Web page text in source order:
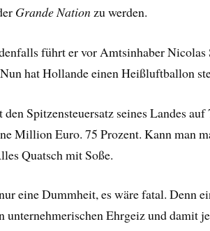
Grande Nationzu werden.
führt er vor Amtsinhaber
hat Hollande einen Heißluftballon
Spitzensteuersatz seines Landes
Million Euro. 75 Prozent. Kann man
Quatsch mit Soße.
eine Dummheit, es wäre fatal. Denn
unternehmerischen Ehrgeiz und damit